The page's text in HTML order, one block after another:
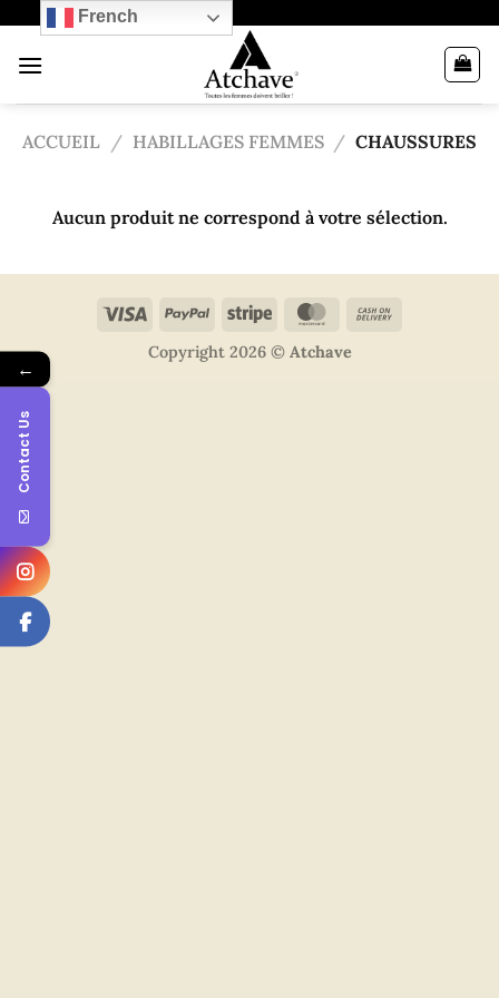
Passer
contenu
ACCUEIL / HABILLAGES FEMMES / CHAUSSURES
Aucun produit ne correspond à votre sélection.
Copyright 2026 © Atchave
French
←
Contact Us